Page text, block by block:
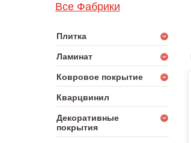
Все Фабрики
Плитка
Ламинат
Ковровое покрытие
Кварцвинил
Декоративные
покрытия